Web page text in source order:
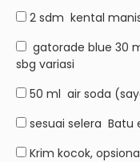
2 sdm kental
gatorade blue 30
sbg variasi
50 ml air soda
sesuai selera Batu
Krim kocok,